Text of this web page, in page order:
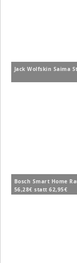
Jack Wolfskin Saima
Bosch Smart Home
56,28€ statt 62,95€